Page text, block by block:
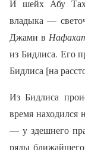
И шейх Абу
владыка —
Джами в
из Бидлиса. Его
Бидлиса [на
Из Бидлиса
время находился
— у здешнего
ряды